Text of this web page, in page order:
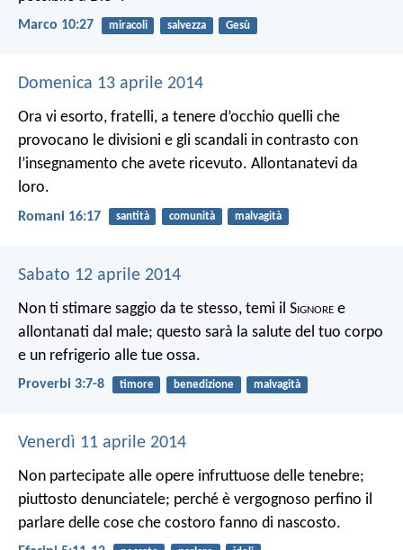
Marco 10:27 miracoli salvezza Gesù
Domenica 13 aprile 2014
Ora vi esorto, fratelli, a tenere d’occhio quelli che
provocano le divisioni e gli scandali in contrasto con
l’insegnamento che avete ricevuto. Allontanatevi da
loro.
Romani 16:17 santità comunità malvagità
Sabato 12 aprile 2014
Non ti stimare saggio da te stesso, temi il Signore e
allontanati dal male; questo sarà la salute del tuo corpo
e un refrigerio alle tue ossa.
Proverbi 3:7-8 timore benedizione malvagità
Venerdì 11 aprile 2014
Non partecipate alle opere infruttuose delle tenebre;
piuttosto denunciatele; perché è vergognoso perfino il
parlare delle cose che costoro fanno di nascosto.